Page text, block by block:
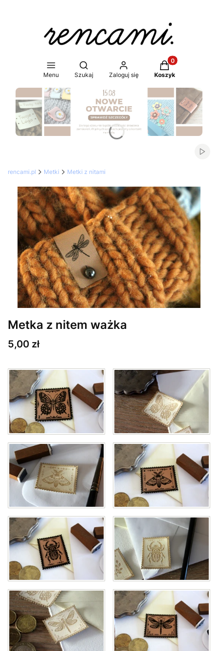
Menu
Otwórz wyszukiwarkę
Szukaj Zaloguj się
Produkty w
Koszyk
Naciśnij Enter lub spację, aby otworzyć stronę.
rencami.pl Metki Metki z nitami
Metka z nitem ważka
Cena
5,00 zł